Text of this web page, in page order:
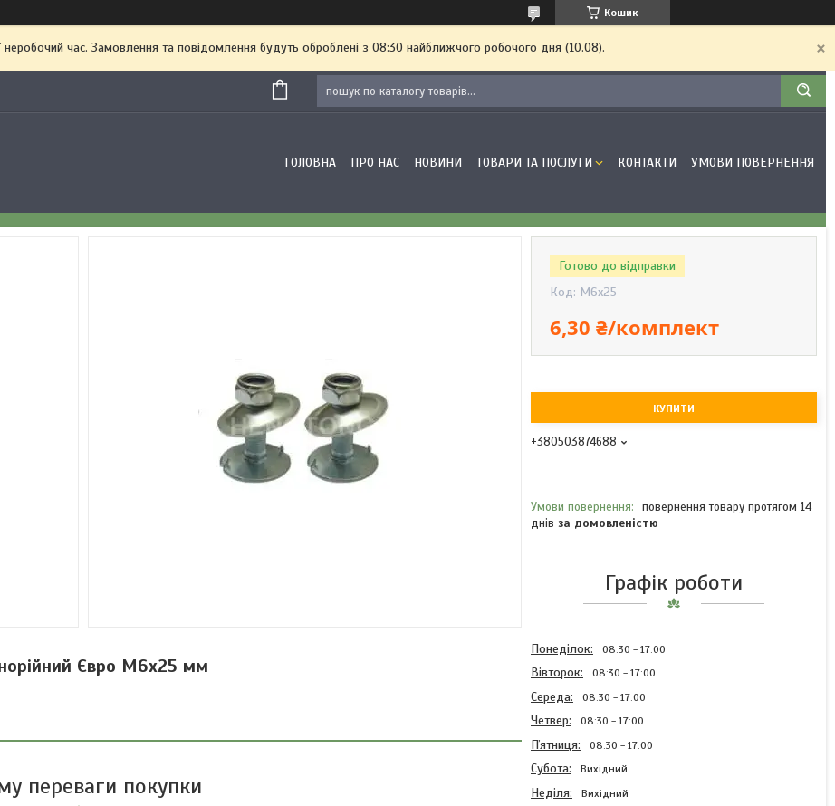
Кошик
неробочий час. Замовлення та повідомлення будуть оброблені з 08:30 найближчого робочого дня (10.08).
ГОЛОВНА ПРО НАС НОВИНИ ТОВАРИ ТА ПОСЛУГИ КОНТАКТИ УМОВИ ПОВЕРНЕННЯ
Євро М6х25 мм
переваги покупки
Готово до відправки
Код: М6х25
6,30 ₴/комплект
КУПИТИ
+380503874688
повернення товару протягом 14
днів за домовленістю
Графік роботи
Понеділок 08:30 17:00
Вівторок 08:30 17:00
Середа 08:30 17:00
Четвер 08:30 17:00
Пʼятниця 08:30 17:00
Субота Вихідний
Неділя Вихідний